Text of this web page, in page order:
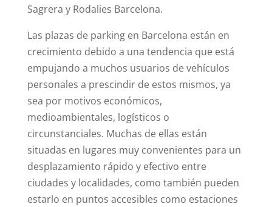
Sagrera y Rodalies Barcelona.
Las plazas de parking en Barcelona están en
crecimiento debido a una tendencia que está
empujando a muchos usuarios de vehículos
personales a prescindir de estos mismos, ya
sea por motivos económicos,
medioambientales, logísticos o
circunstanciales. Muchas de ellas están
situadas en lugares muy convenientes para un
desplazamiento rápido y efectivo entre
ciudades y localidades, como también pueden
estarlo en puntos accesibles como estaciones